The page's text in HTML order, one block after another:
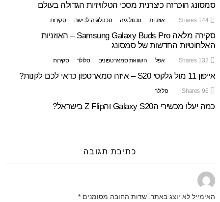
סמסונג הוכרזה כיצרנית מסכי הטלוויזיות הגדולה בעולם
144
Shares אוזניות טכנולוגיה טכנולוגיה לבישה סקירות
סקירה מלאה Samsung Galaxy Buds Pro – האוזניות
האלחוטיות החדשות של סמסונג
132
Shares אפל השוואת סמארטפונים סלולר סקירות
אייפון 11 מול גלקסי S20 – איזה סמארטפון כדאי לכם לקנות?
96
Shares סלולר
כמה יעלו מכשירי הGalaxy S20 והZ Flip בישראל?
כתיבת תגובה
האימייל לא יוצג באתר. שדות החובה מסומנים *